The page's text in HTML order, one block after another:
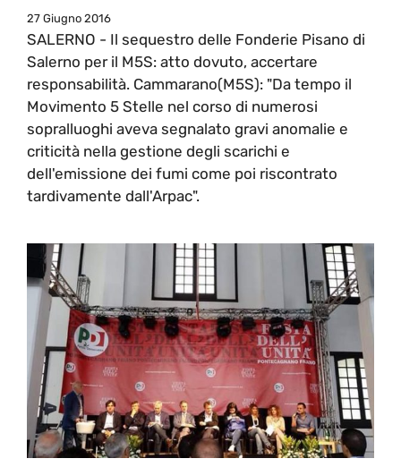
27 Giugno 2016
SALERNO - Il sequestro delle Fonderie Pisano di
Salerno per il M5S: atto dovuto, accertare
responsabilità. Cammarano(M5S): "Da tempo il
Movimento 5 Stelle nel corso di numerosi
sopralluoghi aveva segnalato gravi anomalie e
criticità nella gestione degli scarichi e
dell'emissione dei fumi come poi riscontrato
tardivamente dall'Arpac".